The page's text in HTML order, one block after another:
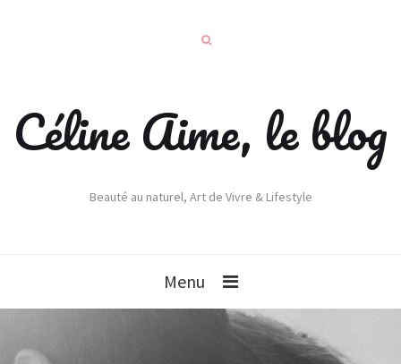
Céline Aime, le blog
Beauté au naturel, Art de Vivre & Lifestyle
Menu